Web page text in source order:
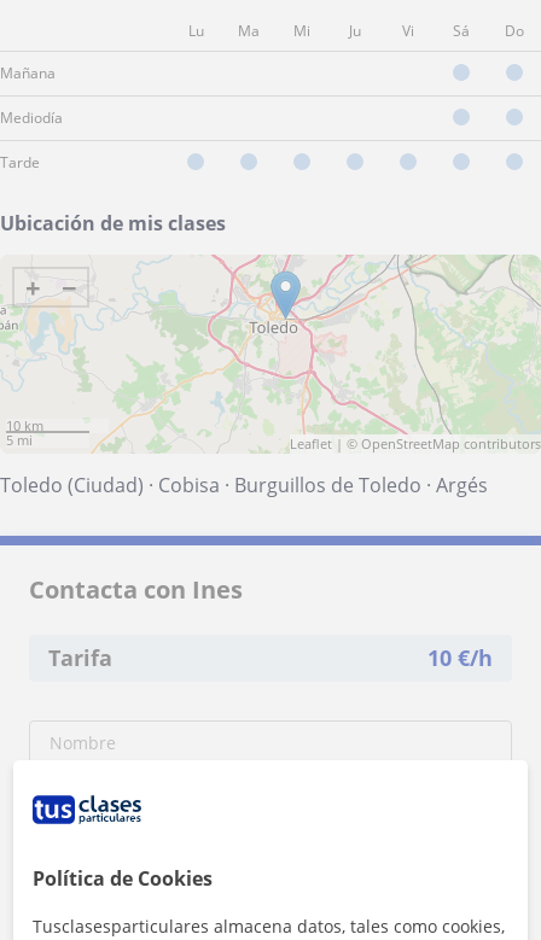
Lu Ma Mi Ju Vi Sá Do
Mañana
Mediodía
Tarde
Ubicación de mis clases
+ −
10 km
5 mi
Leaflet | © OpenStreetMap contributors
Toledo (Ciudad) · Cobisa · Burguillos de Toledo · Argés
Contacta con Ines
Tarifa 10 €/h
Política de Cookies
Tusclasesparticulares almacena datos, tales como cookies,